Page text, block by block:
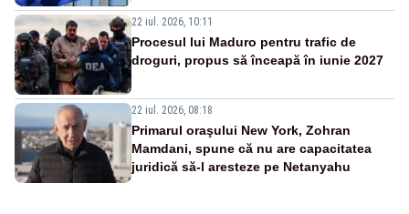
22 iul. 2026, 10:11
Procesul lui Maduro pentru trafic de
droguri, propus să înceapă în iunie 2027
22 iul. 2026, 08:18
Primarul oraşului New York, Zohran
Mamdani, spune că nu are capacitatea
juridică să-l aresteze pe Netanyahu